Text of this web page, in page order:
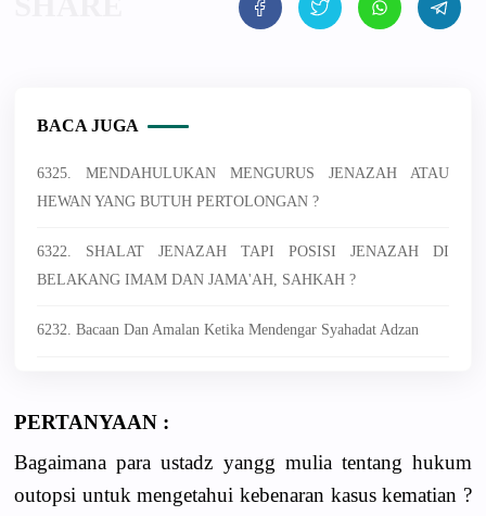
BACA JUGA
6325. MENDAHULUKAN MENGURUS JENAZAH ATAU
HEWAN YANG BUTUH PERTOLONGAN ?
6322. SHALAT JENAZAH TAPI POSISI JENAZAH DI
BELAKANG IMAM DAN JAMA'AH, SAHKAH ?
6232. Bacaan Dan Amalan Ketika Mendengar Syahadat Adzan
PERTANYAAN :
Bagaimana para ustadz yangg mulia tentang hukum
outopsi untuk mengetahui kebenaran kasus kematian ?